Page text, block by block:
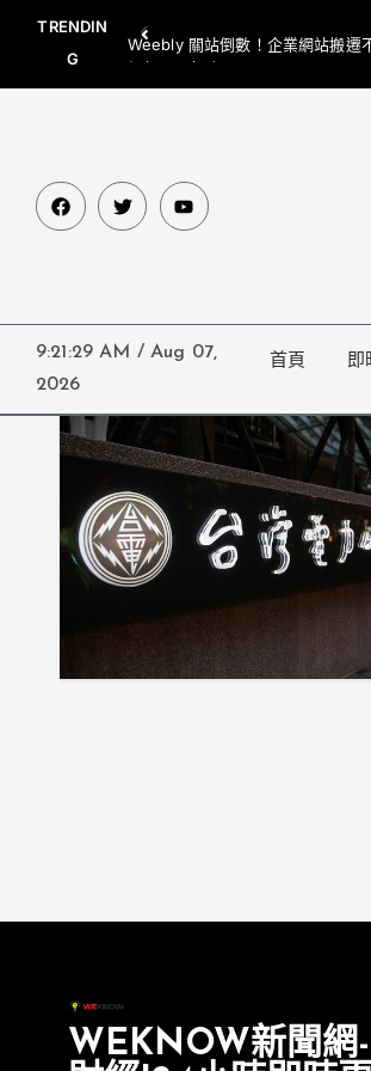
TRENDIN
G
Weebly 關站倒數！企業網站搬遷
網都要一起處理
9:21:29 AM / Aug 07,
2026
首頁 即
WEKNOW新聞網